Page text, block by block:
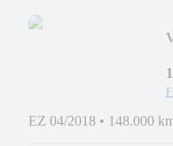
EZ 04/2018 • 148.000